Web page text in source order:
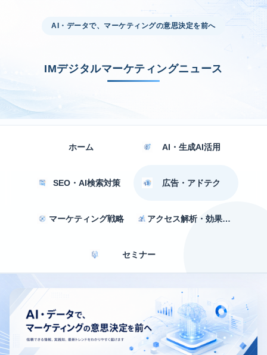
AI・データで、マーケティングの意思決定を前へ
IMデジタルマーケティングニュース
ホーム AI・生成AI活用
SEO・AI検索対策 広告・アドテク
マーケティング戦略 アクセス解析・効果測定
セミナー